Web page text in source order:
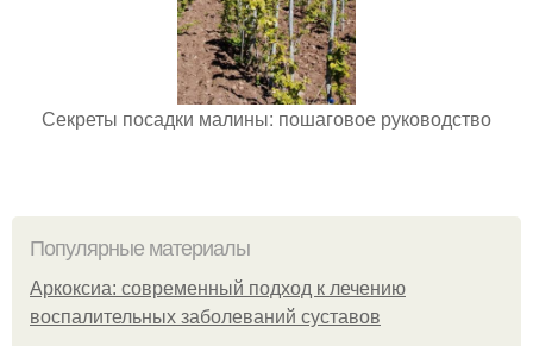
Секреты посадки малины: пошаговое руководство
Популярные материалы
Аркоксиа: современный подход к лечению
воспалительных заболеваний суставов